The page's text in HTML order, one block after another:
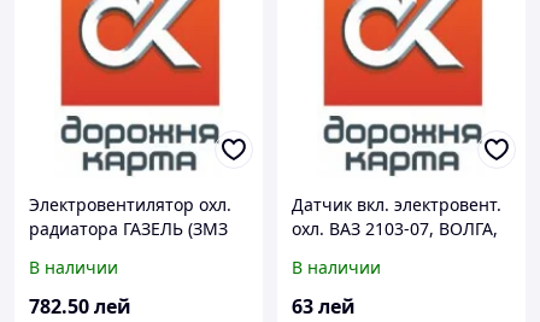
Электровентилятор охл.
радиатора ГАЗЕЛЬ (ЗМЗ
В наличии
782.50лей
Датчик вкл. электровент.
охл. ВАЗ 2103-07, ВОЛГА,
В наличии
63лей